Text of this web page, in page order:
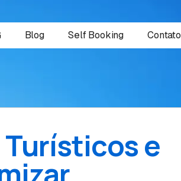
Blog Self Booking Contato
e